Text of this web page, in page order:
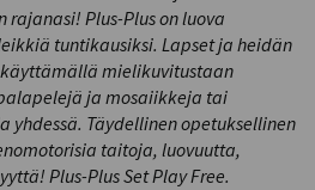
Plus-Plus on luova
tuntikausiksi. Lapset ja heidän
mielikuvitustaan
ja mosaiikkeja tai
yhdessä. Täydellinen opetuksellinen
taitoja, luovuutta,
Plus-Plus Set Play Free.